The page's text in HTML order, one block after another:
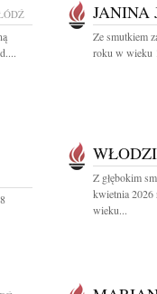
JANINA
Ze smutkiem
roku w wieku
Z głębokim
kwietnia
wieku...